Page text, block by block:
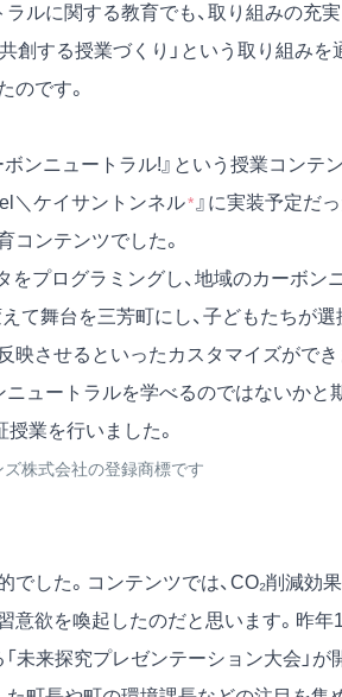
ルに関する教育でも、取り組みの充
創する授業づくり」という取り組み
のです。
ンニュートラル!』という授業コンテ
＼ケイサントンネル* 』に実装予定だ
コンテンツでした。
プログラミングし、地域のカーボン
て舞台を三芳町にし、子どもたちが
映させるといったカスタマイズがで
ュートラルを学べるのではないかと
業を行いました。
株式会社の登録商標です
した。コンテンツでは、CO₂削減効
欲を喚起したのだと思います。昨年
未来探究プレゼンテーション大会」が